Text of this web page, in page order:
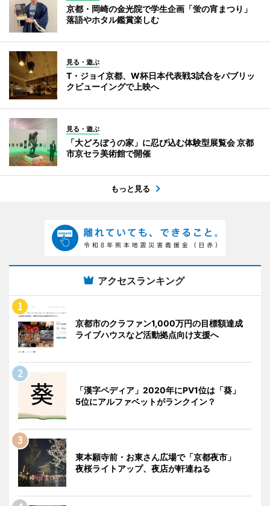
京都・岡崎の金光院で学生企画「蛍の宵まつり」
落語やホタル鑑賞楽しむ
見る・遊ぶ
T・ジョイ京都、W杯日本代表戦3試合をパブリッ
クビューイングで上映へ
見る・遊ぶ
「大どろぼうの家」に忍び込む体験型展覧会 京都
市京セラ美術館で開催
もっと見る
アクセスランキング
京都市のクラファン1,000万円の目標額達成
ライブハウスなど活動拠点向け支援へ
「漢字ペディア」2020年にPV1位は「葵」
5位にアルファベットがランクイン？
東本願寺前・お東さん広場で「京都夜市」
夜桜ライトアップ、夜店が軒連ねる